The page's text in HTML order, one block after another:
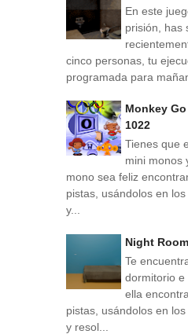
En este
prisión, has
cinco personas, tu
programada para
Monkey
1022
Tienes que
mini monos
mono sea feliz
pistas, usándolos en
y...
Night
Te
dormitorio e
ella
pistas, usándolos en
y resol...